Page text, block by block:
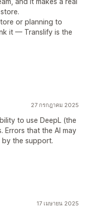
or planning to
it — Translify is the
27 กรกฎาคม 2025
to use DeepL (the
Errors that the AI may
the support.
17 เมษายน 2025